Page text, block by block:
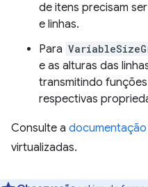
de itens precisam
e linhas.
Para
e as alturas das
transmitindo
respectivas
Consulte a documentação
virtualizadas.